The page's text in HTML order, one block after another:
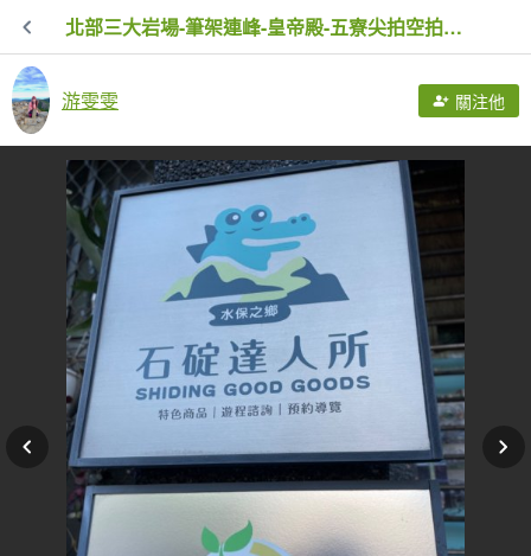
北部三大岩場-筆架連峰-皇帝殿-五寮尖拍空拍寫真💙
游雯雯 關注他